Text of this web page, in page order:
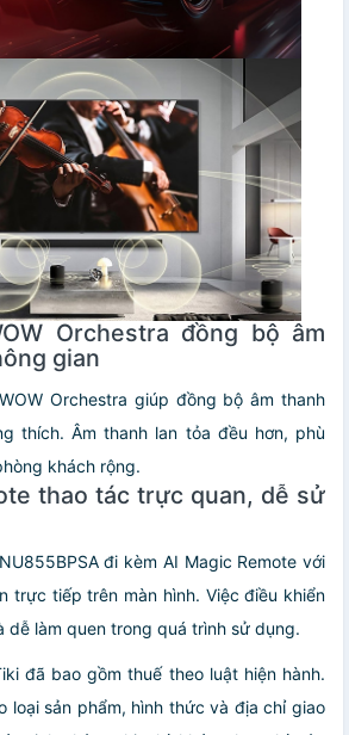
Orchestra đồng bộ âm
gian
Orchestra giúp đồng bộ âm thanh
thích. Âm thanh lan tỏa đều hơn, phù
khách rộng.
thao tác trực quan, dễ sử
đi kèm AI Magic Remote với
trực tiếp trên màn hình. Việc điều khiển
dễ làm quen trong quá trình sử dụng.
đã bao gồm thuế theo luật hiện hành.
loại sản phẩm, hình thức và địa chỉ giao